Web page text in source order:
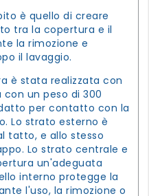
è quello di creare
tra la copertura e il
la rimozione e
il lavaggio.
è stata realizzata con
un peso di 300
per contatto con la
Lo strato esterno è
tatto, e allo stesso
Lo strato centrale e
un'adeguata
interno protegge la
l'uso, la rimozione o